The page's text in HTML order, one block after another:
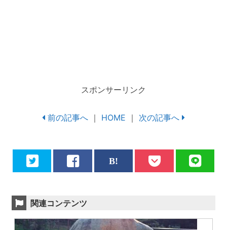
スポンサーリンク
前の記事へ ｜ HOME ｜ 次の記事へ
関連コンテンツ